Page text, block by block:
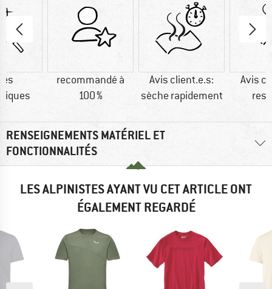
recommandé à
100 %
Avis client.e.s:
sèche rapidement
Avis
RENSEIGNEMENTS MATÉRIEL ET
FONCTIONNALITÉS
LES ALPINISTES AYANT VU CET ARTICLE ONT
ÉGALEMENT REGARDÉ